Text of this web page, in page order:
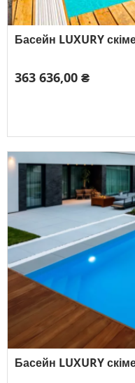
Басейн LUXURY
363 636,00 ₴
Басейн LUXURY